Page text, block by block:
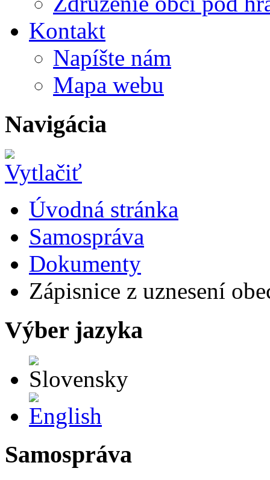
Kontakt
Napíšte nám
Mapa webu
Navigácia
Úvodná stránka
Samospráva
Dokumenty
Zápisnice z uznesení
Výber jazyka
Samospráva